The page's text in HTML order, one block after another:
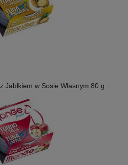
Jabłkiem w Sosie Własnym 80 g